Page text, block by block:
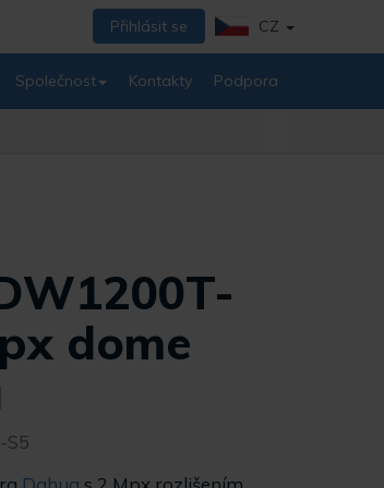
Přihlásit se CZ
Společnost Kontakty Podpora
dome
S5